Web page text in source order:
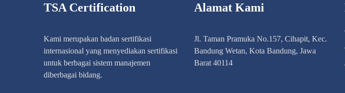
TSA Certification
Kami merupakan badan sertifikasi
internasional yang menyediakan sertifikasi
untuk berbagai sistem manajemen
diberbagai bidang.
Alamat Kami
Jl. Taman Pramuka No.157, Cihapit, Kec.
Bandung Wetan, Kota Bandung, Jawa
Barat 40114